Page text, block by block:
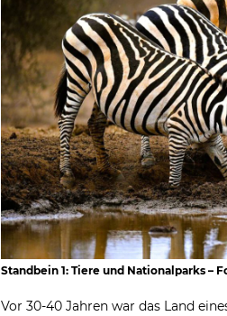
Standbein 1: Tiere und Nationalparks –
Vor 30-40 Jahren war das Land